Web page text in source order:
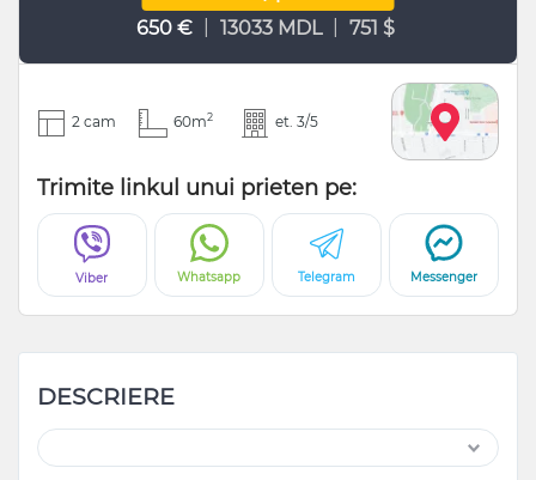
650 €
13033 MDL 751 $
2 cam 60m2 et. 3/5
Trimite linkul unui prieten pe:
Viber Whatsapp Telegram Messenger
DESCRIERE